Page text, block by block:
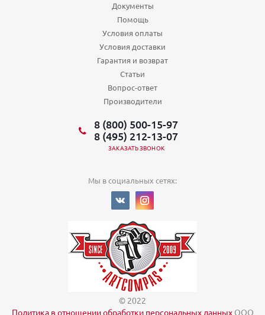
Документы
Помощь
Условия оплаты
Условия доставки
Гарантия и возврат
Статьи
Вопрос-ответ
Производители
8 (800) 500-15-97
8 (495) 212-13-07
ЗАКАЗАТЬ ЗВОНОК
Мы в социальных сетях:
© 2022
Политика в отношении обработки персональных данныхООО